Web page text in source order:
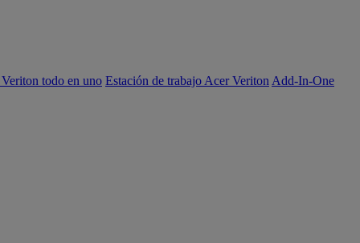
todo en uno Estación de trabajo Acer Veriton Add-In-One